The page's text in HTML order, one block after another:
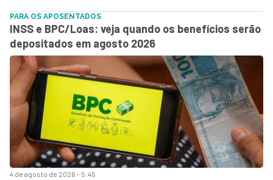
4 de agosto de 2026 - 5:45
PARA OS APOSENTADOS
INSS e BPC/Loas: veja quando os benefícios serão
depositados em agosto 2026